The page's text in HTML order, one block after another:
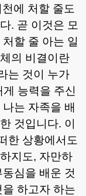
에 처할 줄도
. 곧 이것은 모
할 줄 아는 일
의 비결이란
는 것이 누가
게 능력을 주신
는 자족을 배
것입니다. 이
한 상황에서도
지도, 자만하
심을 배운 것
하고자 하는